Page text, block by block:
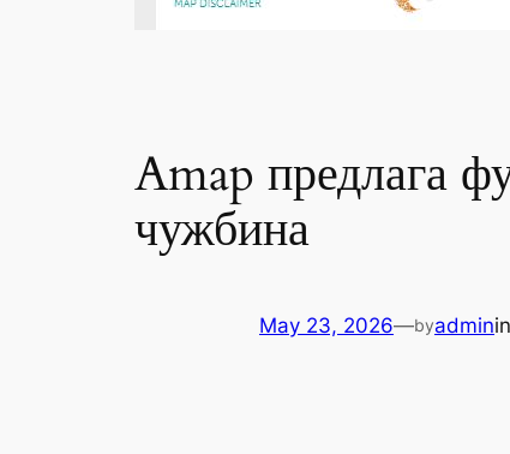
Amap предлага
чужбина
May 23, 2026—byadminin